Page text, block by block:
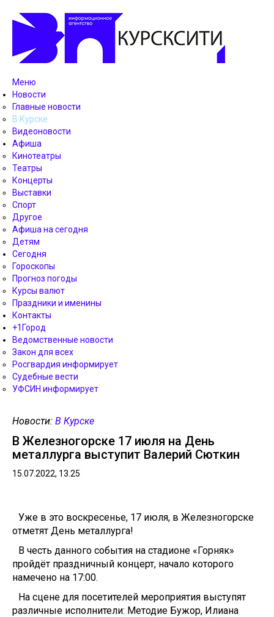
Меню
Новости
Главные новости
В Курске
Видеоновости
Афиша
Кинотеатры
Театры
Концерты
Выставки
Спорт
Другое
Афиша на сегодня
Детям
Сегодня
Гороскопы
Прогноз погоды
Курсы валют
Праздники и именины
Контакты
+1Город
Ведомственные новости
Закон для всех
Росгвардия информирует
Судебные вести
УФСИН информирует
Новости: В Курске
В Железногорске 17 июля на День
металлурга выступит Валерий Сюткин
15.07.2022, 13.25
Уже в это воскресенье, 17 июля, в Железногорске
отметят День металлурга!
В честь данного события на стадионе «Горняк»
пройдёт праздничный концерт, начало которого
намечено на 17:00.
На сцене для посетителей мероприятия выступят
различные исполнители: Методие Бужор, Илиана